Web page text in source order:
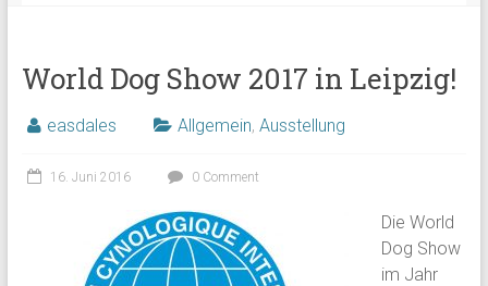
World Dog Show 2017 in Leipzig!
easdales Allgemein, Ausstellung
16. Juni 2016 0 Comment
Die World
Dog Show
im Jahr